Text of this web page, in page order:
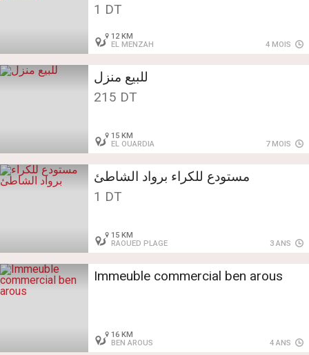
1 DT
12 KM
EL MENZAH
4 MOIS
للبيع منزل
215 DT
15 KM
EL OUARDIA
7 MOIS
مستودع للكراء برواد الشاطئ
1 DT
15 KM
RAOUED PLAGE
3 ANS
Immeuble commercial ben arous
16 KM
BEN AROUS
4 ANS